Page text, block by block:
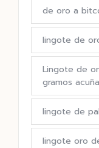
de oro a
lingote de
Lingote de
gramos
lingote de
lingote oro